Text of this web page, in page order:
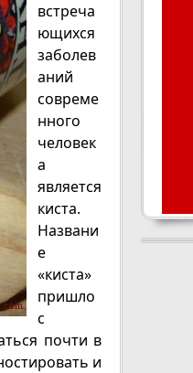
встреча
ющихся
заболев
аний
совреме
нного
человек
а
является
киста.
Названи
е
«киста»
пришло
с
почти в
и